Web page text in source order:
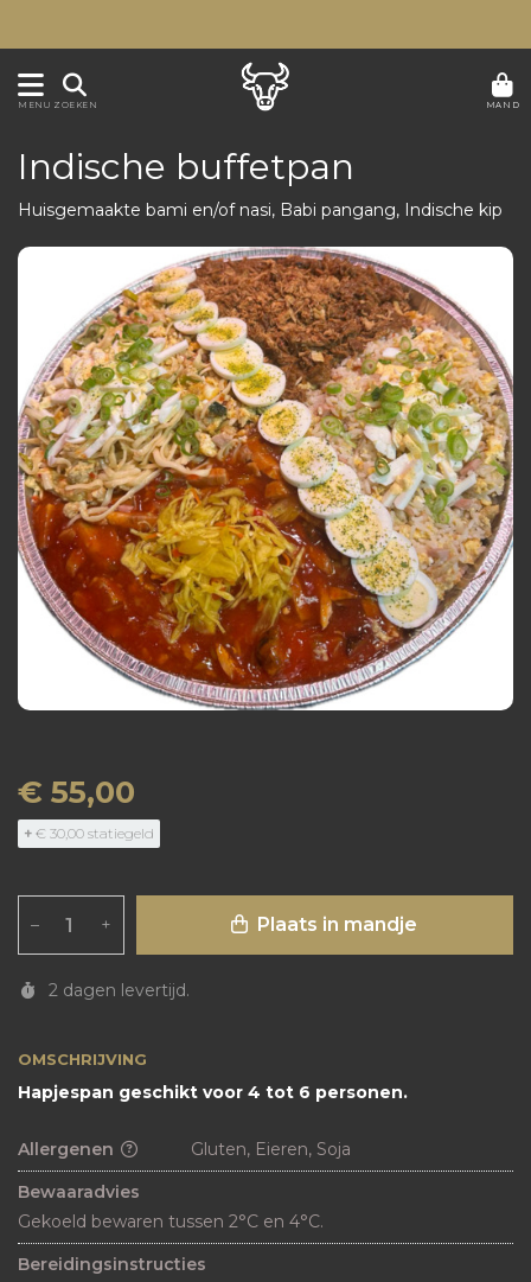
MENU ZOEKEN MAND
OMSCHRIJVING
Hapjespan geschikt voor 4 tot 6 personen.
Indische buffetpan
Huisgemaakte bami en/of nasi, Babi pangang, Indische kip
€ 55,00
+€ 30,00 statiegeld
– + Plaats in mandje
2 dagen levertijd.
Allergenen
Gluten, Eieren, Soja
Bewaaradvies
Gekoeld bewaren tussen 2°C en 4°C.
Bereidingsinstructies